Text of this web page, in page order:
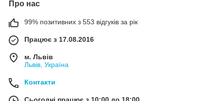
Про нас
99% позитивних з 553 відгуків за рік
Працює з 17.08.2016
м. Львів
Львів, Україна
Контакти